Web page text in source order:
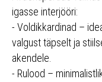
igasse interjööri:
- Voldikkardinad –
valgust täpselt ja
akendele.
- Rulood –